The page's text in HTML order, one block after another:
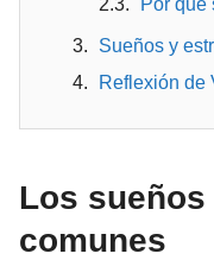
Por qué
Sueños y
Reflexión de
Los
comunes